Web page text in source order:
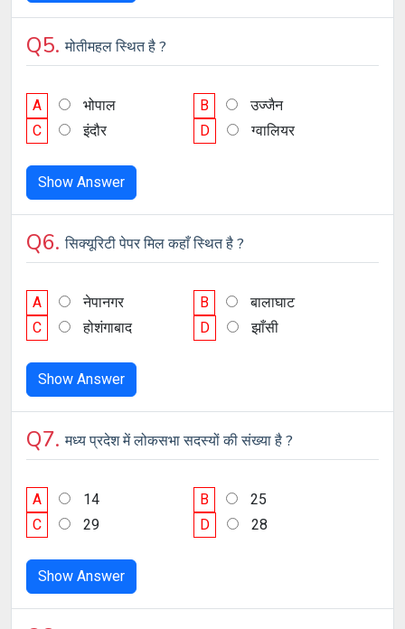
Q5.मोतीमहल स्थित है ?
A भोपाल B
उज्जैन
C
इंदौर D ग्वालियर
Show Answer
Q6.सिक्यूरिटी पेपर मिल कहाँ स्थित है ?
A नेपानगर B
बालाघाट
C
होशंगाबाद D झाँसी
Show Answer
Q7.मध्य प्रदेश में लोकसभा सदस्यों की संख्या है ?
A 14 B
25
C
29 D 28
Show Answer